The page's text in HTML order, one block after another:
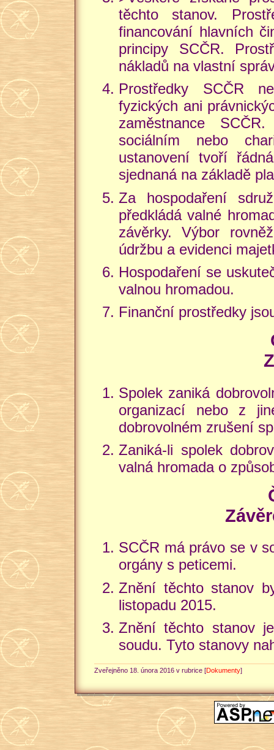
těchto stanov.
financování hlavních
principy SCČR.
nákladů na vlastní
Prostředky SCČR
fyzických ani
zaměstnance
sociálním nebo
ustanovení tvoří
sjednaná na základě
Za hospodaření
předkládá valné
závěrky. Výbor
údržbu a evidenci
Hospodaření se
valnou hromadou.
Finanční prostředky
Spolek zaniká
organizací nebo z
dobrovolném zrušení
Zaniká-li spolek
valná hromada o
SCČR má právo se v
orgány s peticemi.
Znění těchto stanov
listopadu 2015.
Znění těchto stanov
soudu. Tyto stanovy
Zveřejněno 18. února 2016 v rubrice [Dokumenty]